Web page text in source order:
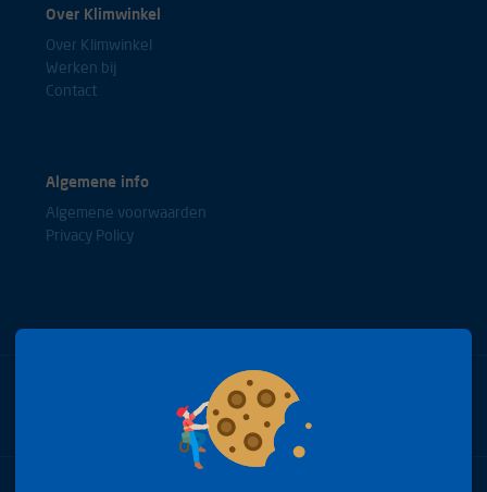
Over Klimwinkel
Over Klimwinkel
Werken bij
Contact
Algemene info
Algemene voorwaarden
Privacy Policy
Bel met onze experts
+31(0)85 0653688